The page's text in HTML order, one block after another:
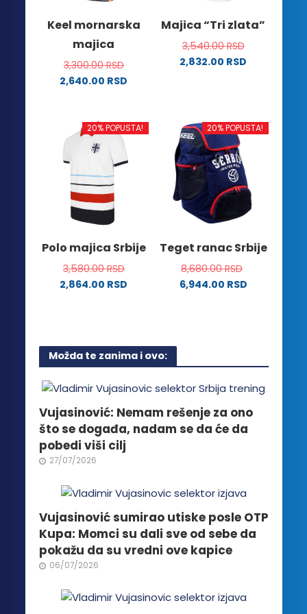
stranici
proizvoda.
stranici
proizvoda.
Keel mornarska
majica
3,300.00RSD
2,640.00 RSD
ima
više
varijanti.
Opcije
mogu
biti
izabrane
stranici
proizvoda.
Majica “Tri zlata”
3,540.00RSD
2,832.00 RSD
više
varijanti.
Opcije
mogu
biti
izabrane
na
proizvoda.
20% POPUSTA!
Polo majica Srbije
3,580.00RSD
2,864.00 RSD
više
varijanti.
mogu
biti
izabrane
na
stranici
20% POPUSTA!
Teget ranac Srbije
8,680.00RSD
6,944.00 RSD
Možda te zanima i ovo:
Vujasinović: Nemam rešenje za ono
što se događa, nadam se da će da
pobedi viši cilj
27/07/2026
Vujasinović sumirao utiske posle OTP
Kupa: Momci su dali sve od sebe da
pokažu da su vredni ove kapice
06/07/2026